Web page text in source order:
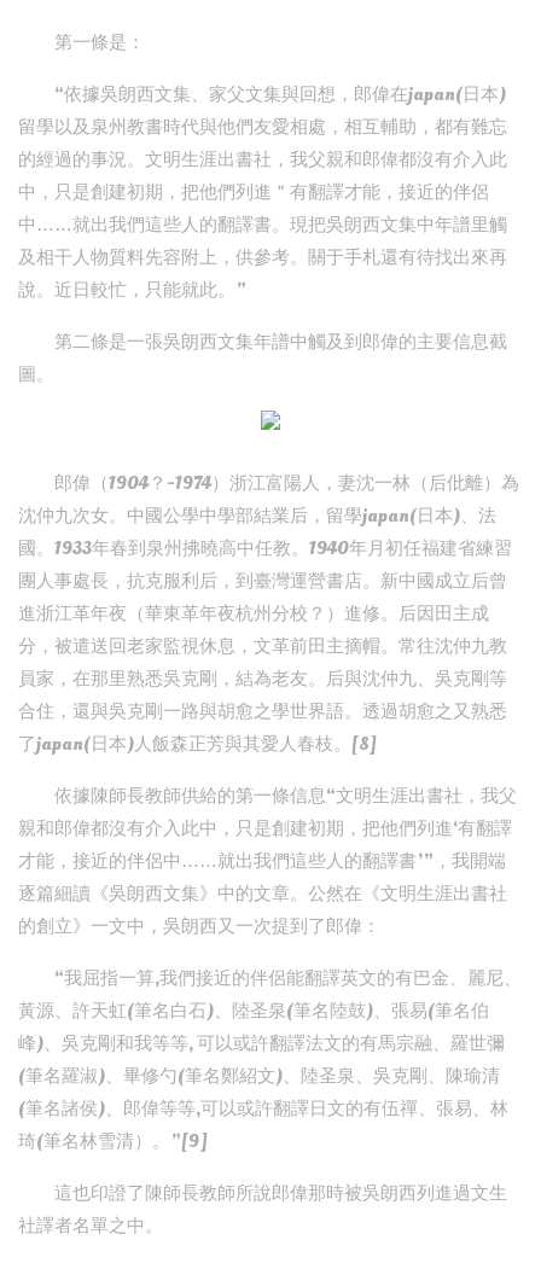
第一條是：
“依據吳朗西文集、家父文集與回想，郎偉在japan(日本)
留學以及泉州教書時代與他們友愛相處，相互輔助，都有難忘
的經過的事況。文明生涯出書社，我父親和郎偉都沒有介入此
中，只是創建初期，把他們列進＂有翻譯才能，接近的伴侶
中……就出我們這些人的翻譯書。現把吳朗西文集中年譜里觸
及相干人物質料先容附上，供參考。關于手札還有待找出來再
說。近日較忙，只能就此。”
第二條是一張吳朗西文集年譜中觸及到郎偉的主要信息截
圖。
郎偉（1904？-1974）浙江富陽人，妻沈一林（后仳離）為
沈仲九次女。中國公學中學部結業后，留學japan(日本)、法
國。1933年春到泉州拂曉高中任教。1940年月初任福建省練習
團人事處長，抗克服利后，到臺灣運營書店。新中國成立后曾
進浙江革年夜（華東革年夜杭州分校？）進修。后因田主成
分，被遣送回老家監視休息，文革前田主摘帽。常往沈仲九教
員家，在那里熟悉吳克剛，結為老友。后與沈仲九、吳克剛等
合住，還與吳克剛一路與胡愈之學世界語。透過胡愈之又熟悉
了japan(日本)人飯森正芳與其愛人春枝。[8]
依據陳師長教師供給的第一條信息“文明生涯出書社，我父
親和郎偉都沒有介入此中，只是創建初期，把他們列進‘有翻譯
才能，接近的伴侶中……就出我們這些人的翻譯書’”，我開端
逐篇細讀《吳朗西文集》中的文章。公然在《文明生涯出書社
的創立》一文中，吳朗西又一次提到了郎偉：
“我屈指一算,我們接近的伴侶能翻譯英文的有巴金、麗尼、
黃源、許天虹(筆名白石)、陸圣泉(筆名陸鼓)、張易(筆名伯
峰)、吳克剛和我等等, 可以或許翻譯法文的有馬宗融、羅世彌
(筆名羅淑)、畢修勺(筆名鄭紹文)、陸圣泉、吳克剛、陳瑜清
(筆名諸侯)、郎偉等等,可以或許翻譯日文的有伍禪、張易、林
琦(筆名林雪清）。”[9]
這也印證了陳師長教師所說郎偉那時被吳朗西列進過文生
社譯者名單之中。